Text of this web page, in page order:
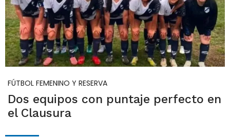
FÚTBOL FEMENINO Y RESERVA
Dos equipos con puntaje perfecto en
el Clausura